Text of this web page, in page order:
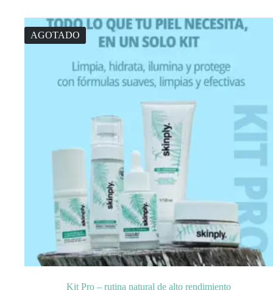
AGOTADO
Kit Pro – rutina natural de alto rendimiento